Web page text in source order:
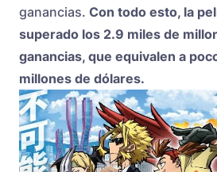
ganancias. Con todo esto, la
superado los 2.9 miles de
ganancias, que equivalen a
millones de dólares.